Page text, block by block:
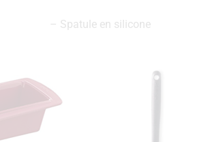
– Spatule en silicone